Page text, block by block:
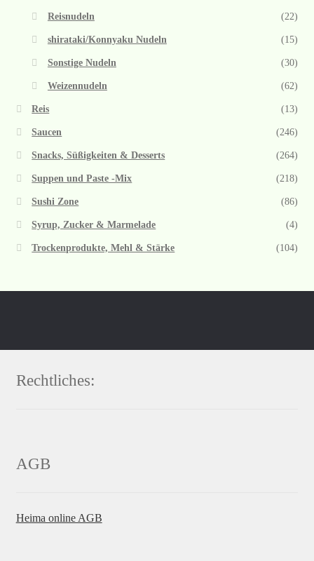
Reisnudeln (22)
shirataki/Konnyaku Nudeln (15)
Sonstige Nudeln (30)
Weizennudeln (62)
Reis (13)
Saucen (246)
Snacks, Süßigkeiten & Desserts (264)
Suppen und Paste -Mix (218)
Sushi Zone (86)
Syrup, Zucker & Marmelade (4)
Trockenprodukte, Mehl & Stärke (104)
Rechtliches:
AGB
Heima online AGB